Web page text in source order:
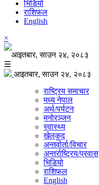
भिडियो
राशिफल
English
×
आइतबार, साउन २४, २०८३
☰
आइतबार, साउन २४, २०८३
राष्ट्रिय समाचार
मध्य नेपाल
अर्थ/पर्यटन
मनोरञ्जन
स्वास्थ्य
खेलकुद
अन्तर्वार्ता/विचार
अन्तर्राष्ट्रिय/प्रवास
भिडियो
राशिफल
English